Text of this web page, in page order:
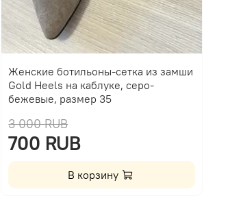
Женские ботильоны-сетка из замши
Gold Heels на каблуке, серо-
бежевые, размер 35
3 000 RUB
700 RUB
В корзину